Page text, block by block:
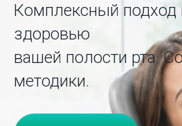
Комплексный подход
здоровью
вашей полости рта.
методики.